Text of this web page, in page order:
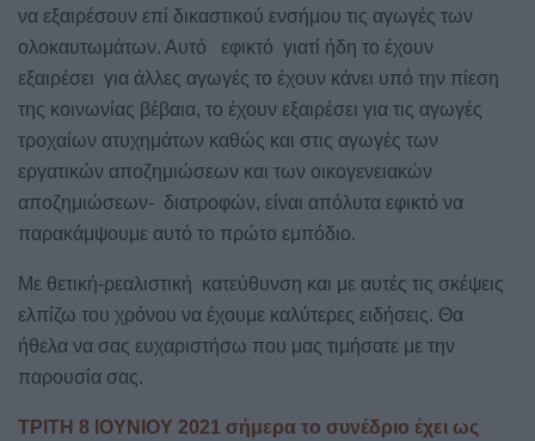
να εξαιρέσουν επί δικαστικού ενσήμου τις αγωγές των
ολοκαυτωμάτων. Αυτό
εφικτό γιατί ήδη το έχουν
εξαιρέσει για άλλες αγωγές το έχουν κάνει υπό την πίεση
της κοινωνίας βέβαια, το έχουν εξαιρέσει για τις αγωγές
τροχαίων ατυχημάτων καθώς και στις αγωγές των
εργατικών αποζημιώσεων και των οικογενειακών
αποζημιώσεων- διατροφών, είναι απόλυτα εφικτό να
παρακάμψουμε αυτό το πρώτο εμπόδιο.
Με θετική-ρεαλιστική κατεύθυνση και με αυτές τις σκέψεις
ελπίζω του χρόνου να έχουμε καλύτερες ειδήσεις. Θα
ήθελα να σας ευχαριστήσω που μας τιμήσατε με την
παρουσία σας.
ΤΡΙΤΗ 8 ΙΟΥΝΙΟΥ 2021 σήμερα το συνέδριο έχει ως